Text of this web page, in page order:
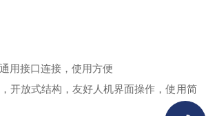
用接口连接，使用方便
开放式结构，友好人机界面操作，使用简